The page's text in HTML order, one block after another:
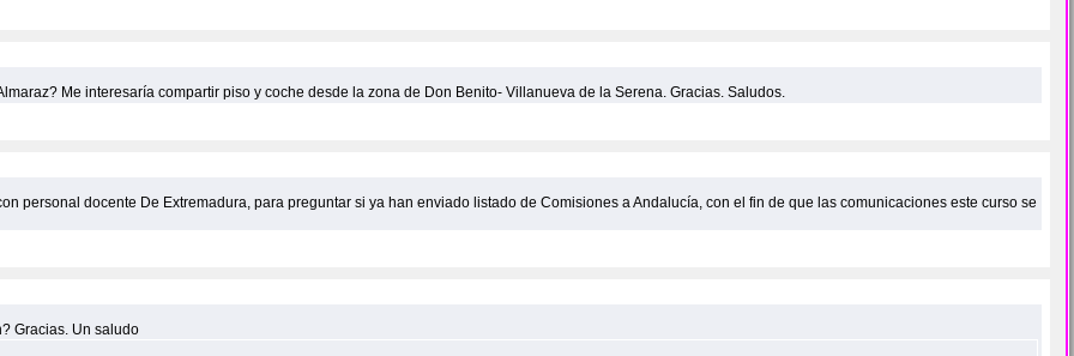
Me interesaría compartir piso y coche desde la zona de Don Benito- Villanueva de la Serena. Gracias. Saludos.
personal docente De Extremadura, para preguntar si ya han enviado listado de Comisiones a Andalucía, con el fin de que las comunicaciones este curso se
Gracias. Un saludo